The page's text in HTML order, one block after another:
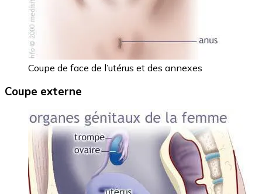
Coupe de face de l’utérus et des annexes
Coupe externe